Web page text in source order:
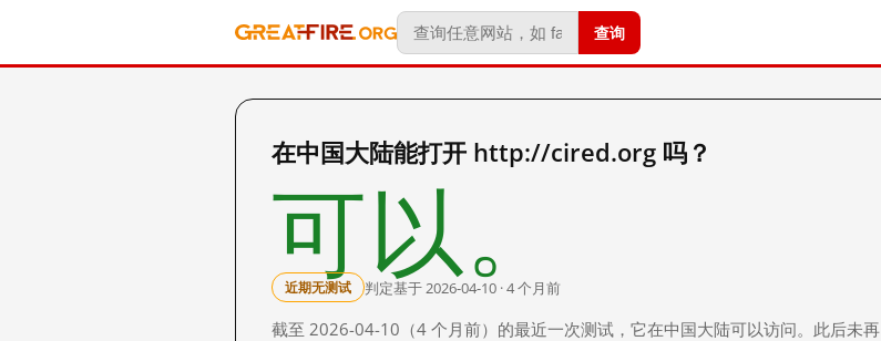
查询
在中国大陆能打开 http://cired.org 吗？
可以。
近期无测试 判定基于 2026-04-10 · 4 个月前
截至 2026-04-10（4 个月前）的最近一次测试，它在中国大陆可以访问。此后未再